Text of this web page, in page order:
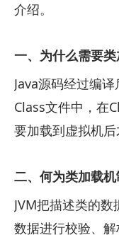
介绍。
一、为什么需要
Java源码经过编
Class文件中，在
要加载到虚拟机后
二、何为类加载
JVM把描述类的
数据进行校验、